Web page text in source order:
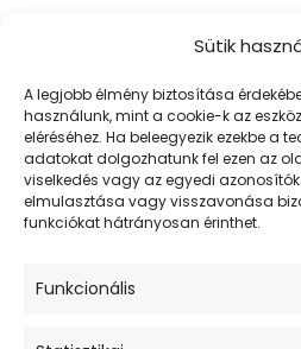
Sütik
A legjobb élmény biztosítása
használunk, mint a cookie-k az
eléréséhez. Ha beleegyezik ezekbe a
adatokat dolgozhatunk fel ezen az
viselkedés vagy az egyedi
elmulasztása vagy visszavonása
funkciókat hátrányosan érinthet.
Funkcionális
URR KERT KFT.
Mert az Urr kertje mindig
Értesülj elsőként akcióinkról